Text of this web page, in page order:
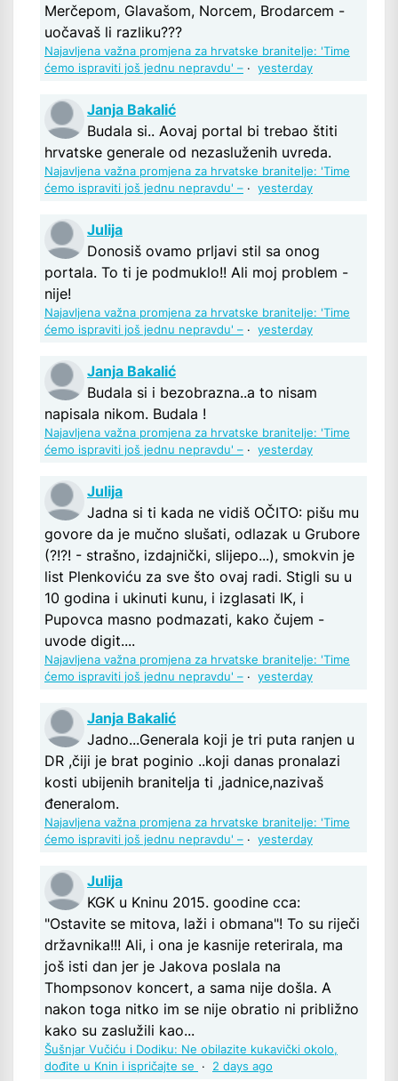
Merčepom, Glavašom, Norcem, Brodarcem -
uočavaš li razliku???
Najavljena važna promjena za hrvatske branitelje: 'Time
ćemo ispraviti još jednu nepravdu' – · yesterday
Janja Bakalić
Budala si.. Aovaj portal bi trebao štiti
hrvatske generale od nezasluženih uvreda.
Najavljena važna promjena za hrvatske branitelje: 'Time
ćemo ispraviti još jednu nepravdu' – · yesterday
Julija
Donosiš ovamo prljavi stil sa onog
portala. To ti je podmuklo!! Ali moj problem -
nije!
Najavljena važna promjena za hrvatske branitelje: 'Time
ćemo ispraviti još jednu nepravdu' – · yesterday
Janja Bakalić
Budala si i bezobrazna..a to nisam
napisala nikom. Budala !
Najavljena važna promjena za hrvatske branitelje: 'Time
ćemo ispraviti još jednu nepravdu' – · yesterday
Julija
Jadna si ti kada ne vidiš OČITO: pišu mu
govore da je mučno slušati, odlazak u Grubore
(?!?! - strašno, izdajnički, slijepo...), smokvin je
list Plenkoviću za sve što ovaj radi. Stigli su u
10 godina i ukinuti kunu, i izglasati IK, i
Pupovca masno podmazati, kako čujem -
uvode digit....
Najavljena važna promjena za hrvatske branitelje: 'Time
ćemo ispraviti još jednu nepravdu' – · yesterday
Janja Bakalić
Jadno...Generala koji je tri puta ranjen u
DR ,čiji je brat poginio ..koji danas pronalazi
kosti ubijenih branitelja ti ,jadnice,nazivaš
đeneralom.
Najavljena važna promjena za hrvatske branitelje: 'Time
ćemo ispraviti još jednu nepravdu' – · yesterday
Julija
KGK u Kninu 2015. goodine cca:
"Ostavite se mitova, laži i obmana"! To su riječi
državnika!!! Ali, i ona je kasnije reterirala, ma
još isti dan jer je Jakova poslala na
Thompsonov koncert, a sama nije došla. A
nakon toga nitko im se nije obratio ni približno
kako su zaslužili kao...
Šušnjar Vučiću i Dodiku: Ne obilazite kukavički okolo,
dođite u Knin i ispričajte se
· 2 days ago